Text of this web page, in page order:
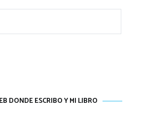
DONDE ESCRIBO Y MI LIBRO